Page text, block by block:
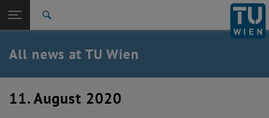
TU Login
Quicklinks
Toggle quicklinks menu
Studies
Career
Back: list subpages of parent page TU Wien Homepage
Back to:
TU Wien Homepage
All news at TU Wien
11. August 2020